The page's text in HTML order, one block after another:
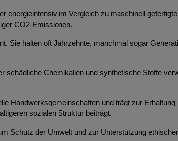
energieintensiv im Vergleich zu maschinell
CO2-Emissionen.
Sie halten oft Jahrzehnte, manchmal sogar
schädliche Chemikalien und synthetische Stoffe
Handwerksgemeinschaften und trägt zur
sozialen Struktur beiträgt.
Schutz der Umwelt und zur Unterstützung